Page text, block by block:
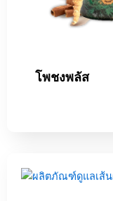
โพชงพลัส